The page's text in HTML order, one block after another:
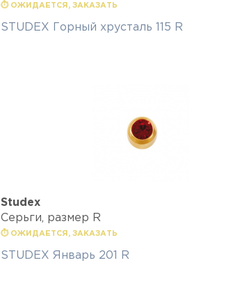
⏱ ОЖИДАЕТСЯ, ЗАКАЗАТЬ
STUDEX Горный хрусталь 115 R
Studex
Серьги, размер R
⏱ ОЖИДАЕТСЯ, ЗАКАЗАТЬ
STUDEX Январь 201 R